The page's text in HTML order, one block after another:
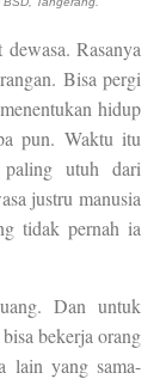
Rasanya
Bisa pergi
hidup
pun. Waktu itu
utuh dari
justru manusia
tidak pernah ia
Dan untuk
bekerja orang
lain yang sama-